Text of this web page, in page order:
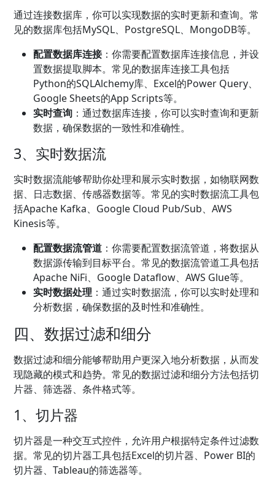
通过连接数据库，你可以实现数据的实时更新和查询。常
见的数据库包括MySQL、PostgreSQL、MongoDB等。
配置数据库连接：你需要配置数据库连接信息，并设
置数据提取脚本。常见的数据库连接工具包括
Python的SQLAlchemy库、Excel的Power Query、
Google Sheets的App Scripts等。
实时查询 ：通过数据库连接，你可以实时查询和更新
数据，确保数据的一致性和准确性。
3、实时数据流
实时数据流能够帮助你处理和展示实时数据，如物联网数
据、日志数据、传感器数据等。常见的实时数据流工具包
括Apache Kafka、Google Cloud Pub/Sub、AWS
Kinesis等。
配置数据流管道 ：你需要配置数据流管道，将数据从
数据源传输到目标平台。常见的数据流管道工具包括
Apache NiFi、Google Dataflow、AWS Glue等。
实时数据处理 ：通过实时数据流，你可以实时处理和
分析数据，确保数据的及时性和准确性。
四、数据过滤和细分
数据过滤和细分能够帮助用户更深入地分析数据，从而发
现隐藏的模式和趋势。常见的数据过滤和细分方法包括切
片器、筛选器、条件格式等。
1、切片器
切片器是一种交互式控件，允许用户根据特定条件过滤数
据。常见的切片器工具包括Excel的切片器、Power BI的
切片器、Tableau的筛选器等。